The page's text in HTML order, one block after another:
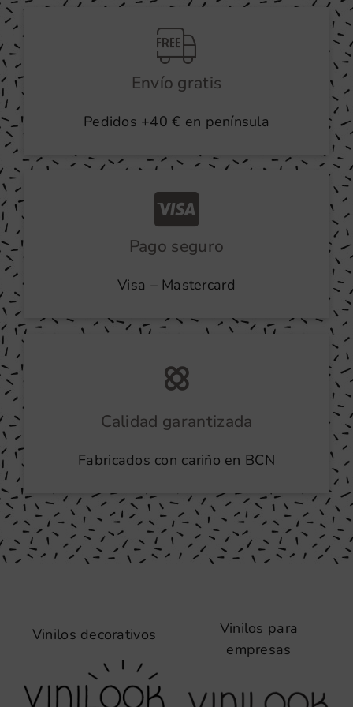
Envío gratis
Pedidos +40 € en península
Pago seguro
Visa – Mastercard
Calidad garantizada
Fabricados con cariño en BCN
Vinilos decorativos
Vinilos para
empresas